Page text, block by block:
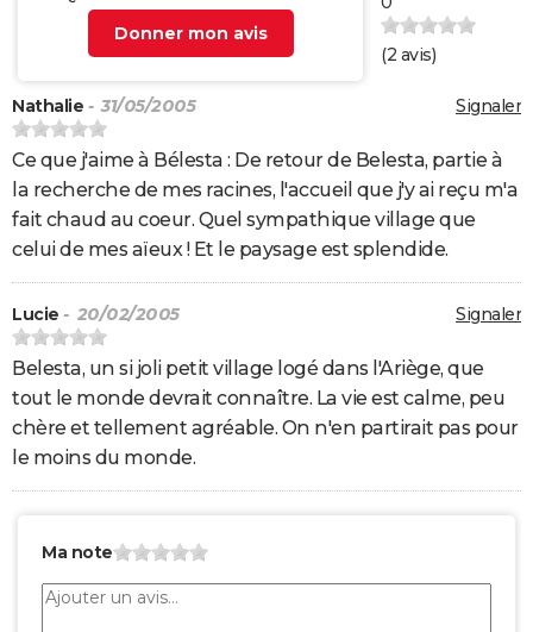
Donner mon avis
(2 avis)
Signaler
Nathalie - 31/05/2005
Ce que j'aime à Bélesta : De retour de Belesta, partie à
la recherche de mes racines, l'accueil que j'y ai reçu m'a
fait chaud au coeur. Quel sympathique village que
celui de mes aïeux ! Et le paysage est splendide.
Signaler
Lucie - 20/02/2005
Belesta, un si joli petit village logé dans l'Ariège, que
tout le monde devrait connaître. La vie est calme, peu
chère et tellement agréable. On n'en partirait pas pour
le moins du monde.
Ma note